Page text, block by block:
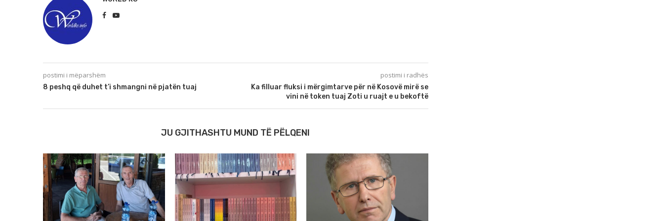
postimi i mëparshëm
8 peshq që duhet t’i shmangni në pjatën tuaj
postimi i radhës
Ka filluar fluksi i mërgimtarve për në Kosovë mirë se
vini në token tuaj Zoti u ruajt e u bekoftë
JU GJITHASHTU MUND TË PËLQENI